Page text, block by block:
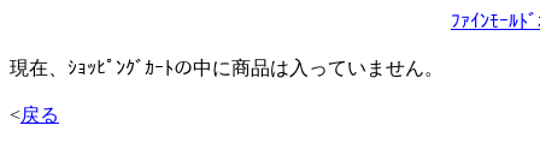
ﾌｧｲﾝﾓｰﾙﾄ
現在、ｼｮｯﾋﾟﾝｸﾞｶｰﾄの中に商品は入っていません。
<戻る